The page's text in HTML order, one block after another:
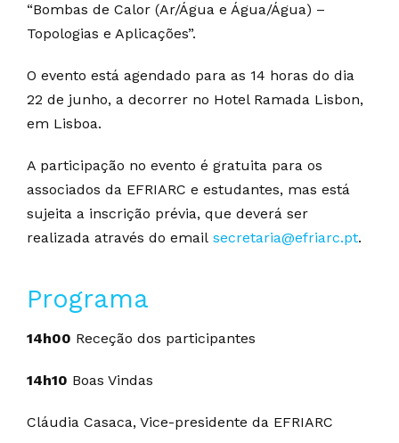
“Bombas de Calor (Ar/Água e Água/Água) –
Topologias e Aplicações”.
O evento está agendado para as 14 horas do dia
22 de junho, a decorrer no Hotel Ramada Lisbon,
em Lisboa.
A participação no evento é gratuita para os
associados da EFRIARC e estudantes, mas está
sujeita a inscrição prévia, que deverá ser
realizada através do email secretaria@efriarc.pt.
Programa
14h00 Receção dos participantes
14h10 Boas Vindas
Cláudia Casaca, Vice-presidente da EFRIARC